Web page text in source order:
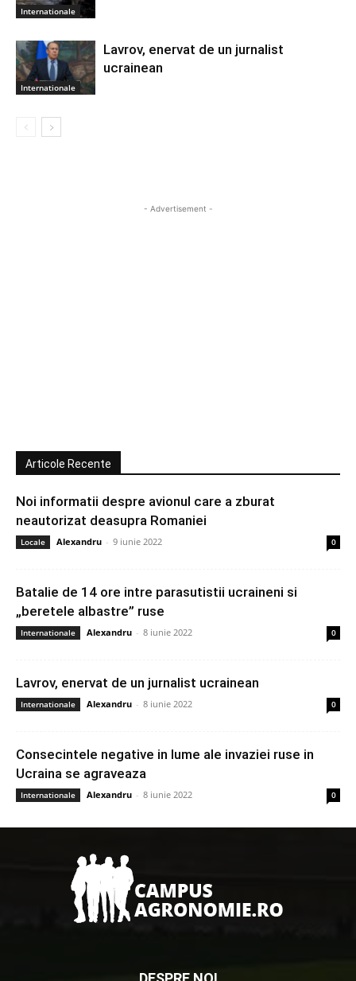
Internationale
Internationale
Lavrov, enervat de un jurnalist
ucrainean
- Advertisement -
Articole Recente
Noi informatii despre avionul care a zburat
neautorizat deasupra Romaniei
Locale Alexandru - 9 iunie 2022 0
Batalie de 14 ore intre parasutistii ucraineni si
„beretele albastre” ruse
Internationale Alexandru - 8 iunie 2022 0
Lavrov, enervat de un jurnalist ucrainean
Internationale Alexandru - 8 iunie 2022 0
Consecintele negative in lume ale invaziei ruse in
Ucraina se agraveaza
Internationale Alexandru - 8 iunie 2022 0